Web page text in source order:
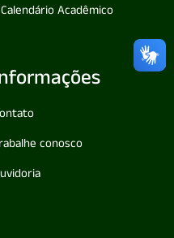
Calendário Acadêmico
conosco